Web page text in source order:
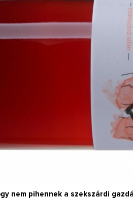
nem pihennek a szekszárdi